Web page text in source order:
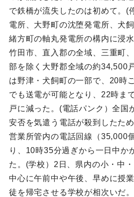
で鉄橋が流失したのは初めて。(
電所、大野町の沈堕発電所、犬
緒方町の軸丸発電所の構内に浸
竹田市、直入郡の全域、三重町
部を除く大野郡全域の約34,500
は野津・犬飼町の一部で、20時
でも送電が可能となり、22時ま
戸に減った。(電話パンク）全国
安否を気遣う電話が殺到したた
営業所管内の電話回線（35,000
り、10時35分過ぎから一日中か
た。(学校）2日、県内の小・中
中心に午前中や午後、早めに授
徒を帰宅させる学校が相次いだ